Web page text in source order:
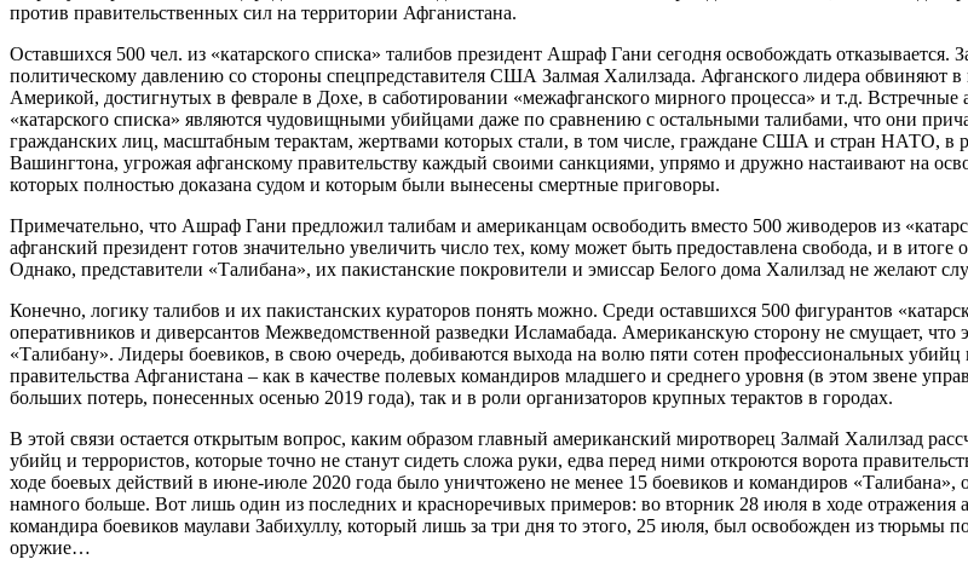
против правительственных сил на территории Афганистана.
Оставшихся 500 чел. из «катарского списка» талибов президент Ашраф Гани сегодня освобождать
политическому давлению со стороны спецпредставителя США Залмая Халилзада. Афганского лидера обвиняют
Америкой, достигнутых в феврале в Дохе, в саботировании «межафганского мирного процесса» и т.д.
«катарского списка» являются чудовищными убийцами даже по сравнению с остальными талибами, что они
гражданских лиц, масштабным терактам, жертвами которых стали, в том числе, граждане США и стран НАТО, в
Вашингтона, угрожая афганскому правительству каждый своими санкциями, упрямо и дружно настаивают на
которых полностью доказана судом и которым были вынесены смертные приговоры.
Примечательно, что Ашраф Гани предложил талибам и американцам освободить вместо 500 живодеров из
афганский президент готов значительно увеличить число тех, кому может быть предоставлена свобода, и в
Однако, представители «Талибана», их пакистанские покровители и эмиссар Белого дома Халилзад не желают
Конечно, логику талибов и их пакистанских кураторов понять можно. Среди оставшихся 500 фигурантов
оперативников и диверсантов Межведомственной разведки Исламабада. Американскую сторону не смущает,
«Талибану». Лидеры боевиков, в свою очередь, добиваются выхода на волю пяти сотен профессиональных
правительства Афганистана – как в качестве полевых командиров младшего и среднего уровня (в этом звене
больших потерь, понесенных осенью 2019 года), так и в роли организаторов крупных терактов в городах.
В этой связи остается открытым вопрос, каким образом главный американский миротворец Залмай Халилзад
убийц и террористов, которые точно не станут сидеть сложа руки, едва перед ними откроются ворота
ходе боевых действий в июне-июле 2020 года было уничтожено не менее 15 боевиков и командиров «Талибана»,
намного больше. Вот лишь один из последних и красноречивых примеров: во вторник 28 июля в ходе
командира боевиков маулави Забихуллу, который лишь за три дня то этого, 25 июля, был освобожден из тюрьмы
оружие…